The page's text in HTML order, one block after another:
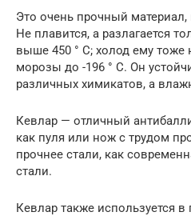
Это очень прочный материал,
Не плавится, а разлагается
выше 450 ° C; холод ему
морозы до -196 ° С. Он
различных химикатов, а
Кевлар — отличный
как пуля или нож с трудом
прочнее стали, как
стали.
Кевлар также используется